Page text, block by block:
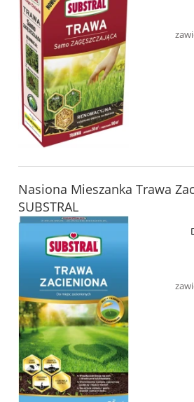
Nasiona Mieszanka Trawa
SUBSTRAL